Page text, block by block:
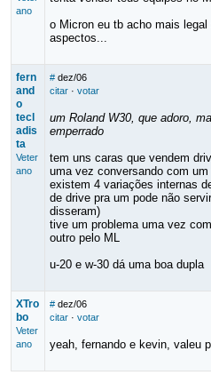
ano
o Micron eu tb acho mais
aspectos...
fern
and
o
tecl
adis
ta
Veter
ano
# dez/06
citar· votar
um Roland W30, que adoro,
emperrado
tem uns caras que vendem
uma vez conversando com
existem 4 variações internas
de drive pra um pode não
disseram)
tive um problema uma vez
outro pelo ML
u-20 e w-30 dá uma boa dupla
XTro
bo
Veter
ano
# dez/06
citar· votar
yeah, fernando e kevin, valeu